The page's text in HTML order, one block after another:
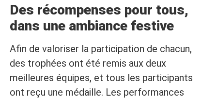
Des récompenses pour tous,
dans une ambiance festive
Afin de valoriser la participation de chacun,
des trophées ont été remis aux deux
meilleures équipes, et tous les participants
ont reçu une médaille. Les performances